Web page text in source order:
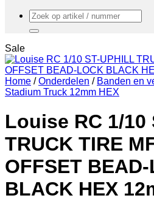
Zoeken
naar:
Sale
Home / Onderdelen / Banden en
Stadium Truck 12mm HEX
Louise RC 1/10
TRUCK TIRE
OFFSET
BLACK HEX